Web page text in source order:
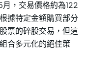
，交易價格約為122
據特定金額購買部分
票的碎股交易，但這
合多元化的絕佳策